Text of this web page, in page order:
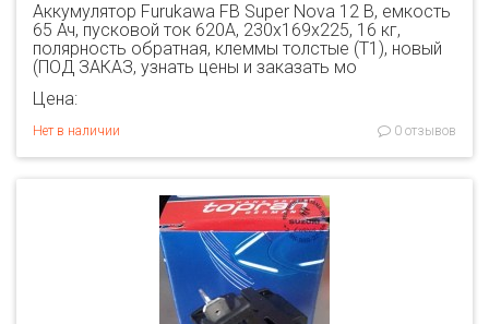
Аккумулятор Furukawa FB Super Nova 12 В, емкость
65 Ач, пусковой ток 620А, 230х169х225, 16 кг,
полярность обратная, клеммы толстые (T1), новый
(ПОД ЗАКАЗ, узнать цены и заказать мо
Цена:
Нет в наличии 0 отзывов